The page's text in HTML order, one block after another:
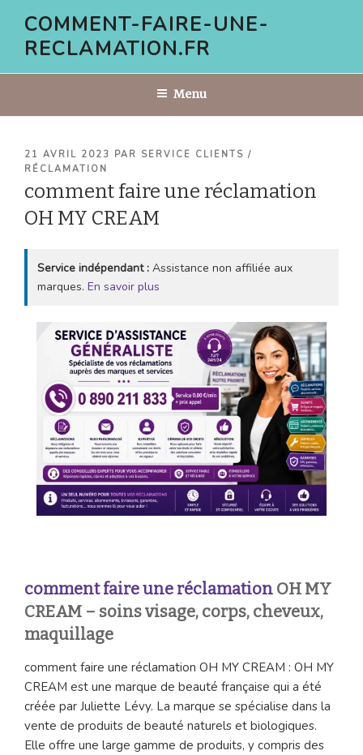
contenu
COMMENT-FAIRE-UNE-
RECLAMATION.FR
Menu
PUBLIÉ
LE
21 AVRIL 2023 PAR SERVICE CLIENTS /
RÉCLAMATION
comment faire une réclamation
OH MY CREAM
Service indépendant : Assistance non affiliée aux
marques. En savoir plus
comment faire une réclamation OH MY
CREAM – soins visage, corps, cheveux,
maquillage
comment faire une réclamation OH MY CREAM : OH MY
CREAM est une marque de beauté française qui a été
créée par Juliette Lévy. La marque se spécialise dans la
vente de produits de beauté naturels et biologiques.
Elle offre une large gamme de produits, y compris des